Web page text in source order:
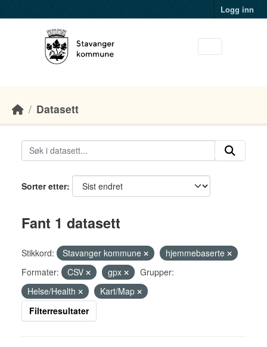
Logg inn
Datasett
Sorter etter
Fant 1 datasett
Stikkord: Stavanger kommune
hjemmebaserte
Formater:
CSV gpx
Grupper:
Helse/Health
Kart/Map
Filterresultater